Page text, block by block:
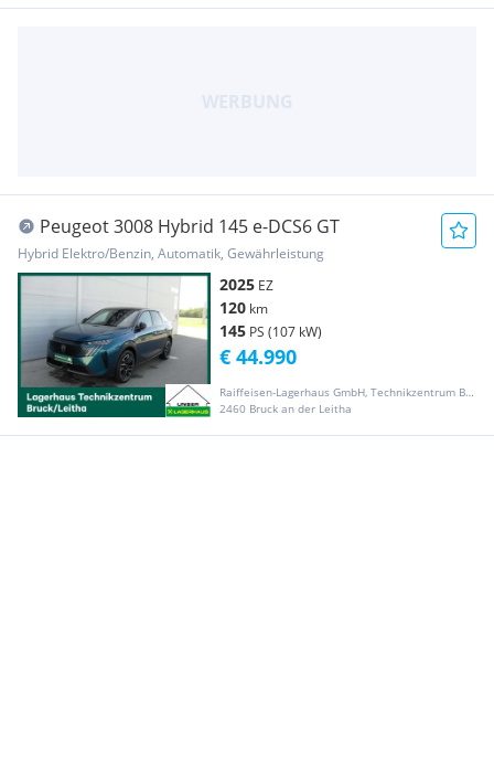
Peugeot 3008 Hybrid 145 e-DCS6 GT
Hybrid Elektro/Benzin, Automatik, Gewährleistung
2025 EZ
120 km
145 PS (107 kW)
Raiffeisen-Lagerhaus GmbH, Technikzentrum Bruck/Leitha
2460 Bruck an der Leitha
€ 44.990